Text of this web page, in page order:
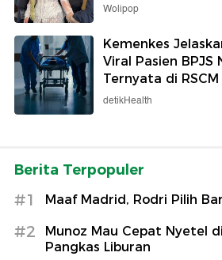
Wolipop
Kemenkes
Viral Pasien BPJS
Ternyata di RSCM
detikHealth
Berita Terpopuler
#1 Maaf Madrid, Rodri Pilih
#2
Munoz Mau Cepat Nyetel
Pangkas Liburan